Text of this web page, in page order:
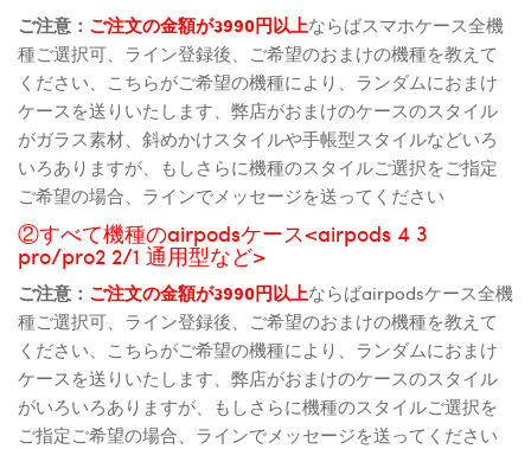
ご注意： ご注文の金額が3990円以上ならばスマホケース全機
種ご選択可、ライン登録後、ご希望のおまけの機種を教えて
ください、こちらがご希望の機種により、ランダムにおまけ
ケースを送りいたします、弊店がおまけのケースのスタイル
がガラス素材、斜めかけスタイルや手帳型スタイルなどいろ
いろありますが、もしさらに機種のスタイルご選択をご指定
ご希望の場合、ラインでメッセージを送ってください
②すべて機種のairpodsケース<airpods 4 3
pro/pro2 2/1 通用型など>
ご注意： ご注文の金額が3990円以上ならばairpodsケース全機
種ご選択可、ライン登録後、ご希望のおまけの機種を教えて
ください、こちらがご希望の機種により、ランダムにおまけ
ケースを送りいたします、弊店がおまけのケースのスタイル
がいろいろありますが、もしさらに機種のスタイルご選択を
ご指定ご希望の場合、ラインでメッセージを送ってください